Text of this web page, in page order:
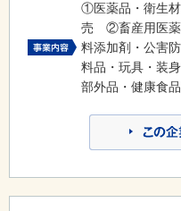
①医薬品・衛生
売 ②畜産用医薬
料添加剤・公害
料品・玩具・装
部外品・健康食